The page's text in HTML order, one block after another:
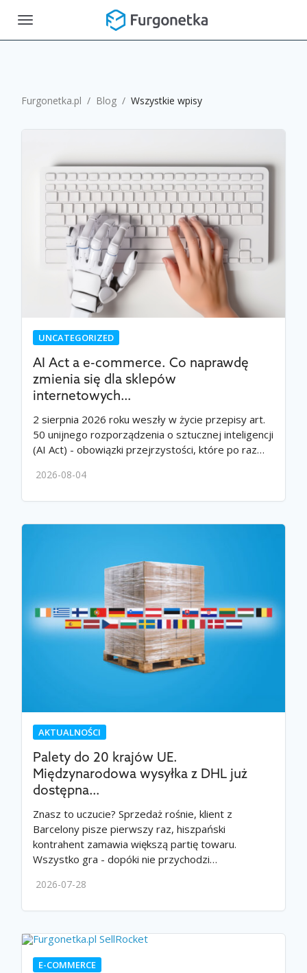
Toggle
Furgonetka.pl / Blog /Wszystkie wpisy
UNCATEGORIZED
AI Act a e-commerce. Co naprawdę
zmienia się dla sklepów
internetowych…
2 sierpnia 2026 roku weszły w życie przepisy art.
50 unijnego rozporządzenia o sztucznej inteligencji
(AI Act) - obowiązki przejrzystości, które po raz…
2026-08-04
AKTUALNOŚCI
Palety do 20 krajów UE.
Międzynarodowa wysyłka z DHL już
dostępna…
Znasz to uczucie? Sprzedaż rośnie, klient z
Barcelony pisze pierwszy raz, hiszpański
kontrahent zamawia większą partię towaru.
Wszystko gra - dopóki nie przychodzi…
2026-07-28
E-COMMERCE